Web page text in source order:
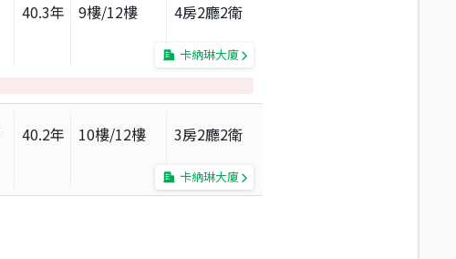
40.3年 9樓/12樓 4房2廳2衛
卡納琳大廈
40.2年 10樓/12樓 3房2廳2衛
卡納琳大廈